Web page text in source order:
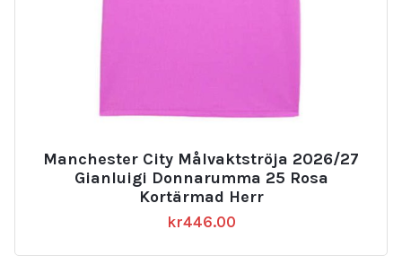
Manchester City Målvaktströja 2026/27
Gianluigi Donnarumma 25 Rosa
Kortärmad Herr
kr446.00